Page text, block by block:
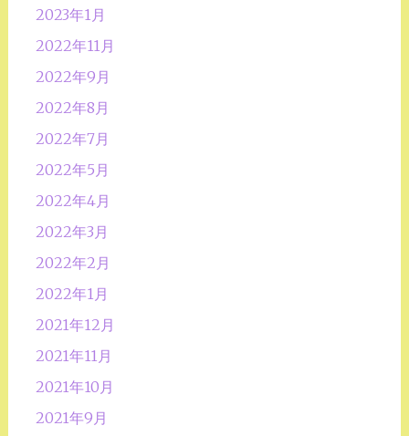
2023年1月
2022年11月
2022年9月
2022年8月
2022年7月
2022年5月
2022年4月
2022年3月
2022年2月
2022年1月
2021年12月
2021年11月
2021年10月
2021年9月